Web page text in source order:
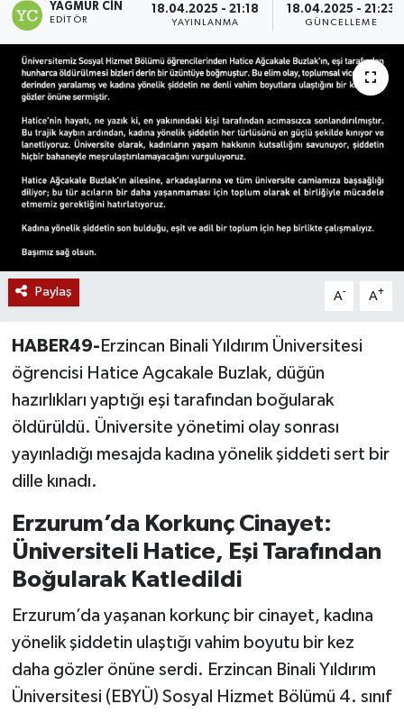
YAĞMUR CIN
EDITÖR
18.04.2025 - 21:18
YAYINLANMA
18.04.2025 - 21:23
GÜNCELLEME
Paylaş A- A+
HABER49- Erzincan Binali Yıldırım Üniversitesi
öğrencisi Hatice Agcakale Buzlak, düğün
hazırlıkları yaptığı eşi tarafından boğularak
öldürüldü. Üniversite yönetimi olay sonrası
yayınladığı mesajda kadına yönelik şiddeti sert bir
dille kınadı.
Erzurum’da Korkunç Cinayet:
Üniversiteli Hatice, Eşi Tarafından
Boğularak Katledildi
Erzurum’da yaşanan korkunç bir cinayet, kadına
yönelik şiddetin ulaştığı vahim boyutu bir kez
daha gözler önüne serdi. Erzincan Binali Yıldırım
Üniversitesi (EBYÜ) Sosyal Hizmet Bölümü 4. sınıf
Teknoloji
Kültür Sanat
Muş
Hasköy
Korkut
Bulanık
Malazgirt
Varto